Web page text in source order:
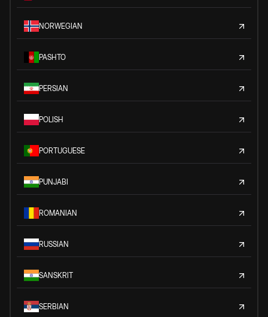
NORWEGIAN
PASHTO
PERSIAN
POLISH
PORTUGUESE
PUNJABI
ROMANIAN
RUSSIAN
SANSKRIT
SERBIAN